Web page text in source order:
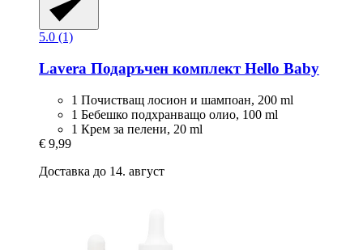
5.0 (1)
Lavera Подаръчен комплект Hello Baby
1 Почистващ лосион и шампоан, 200 ml
1 Бебешко подхранващо олио, 100 ml
1 Крем за пелени, 20 ml
€ 9,99
Доставка до 14. август